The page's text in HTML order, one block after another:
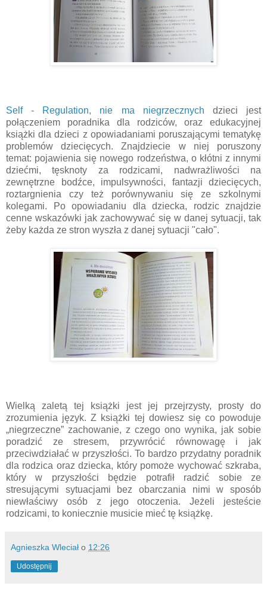
Self - Regulation, nie ma niegrzecznych dzieci jest
połączeniem poradnika dla rodziców, oraz edukacyjnej
książki dla dzieci z opowiadaniami poruszającymi tematykę
problemów dziecięcych. Znajdziecie w niej poruszony
temat: pojawienia się nowego rodzeństwa, o kłótni z innymi
dziećmi, tęsknoty za rodzicami, nadwrażliwości na
zewnętrzne bodźce, impulsywności, fantazji dziecięcych,
roztargnienia czy też porównywaniu się ze szkolnymi
kolegami. Po opowiadaniu dla dziecka, rodzic znajdzie
cenne wskazówki jak zachowywać się w danej sytuacji, tak
żeby każda ze stron wyszła z danej sytuacji "cało".
Wielką zaletą tej książki jest jej przejrzysty, prosty do
zrozumienia język. Z książki tej dowiesz się co powoduje
„niegrzeczne” zachowanie, z czego ono wynika, jak sobie
poradzić ze stresem, przywrócić równowagę i jak
przeciwdziałać w przyszłości. To bardzo przydatny poradnik
dla rodzica oraz dziecka, który pomoże wychować szkraba,
który w przyszłości będzie potrafił radzić sobie ze
stresującymi sytuacjami bez obarczania nimi w sposób
niewłaściwy osób z jego otoczenia. Jeżeli jesteście
rodzicami, to koniecznie musicie mieć tę książkę.
Agnieszka Wleciał o 12:26
Udostępnij